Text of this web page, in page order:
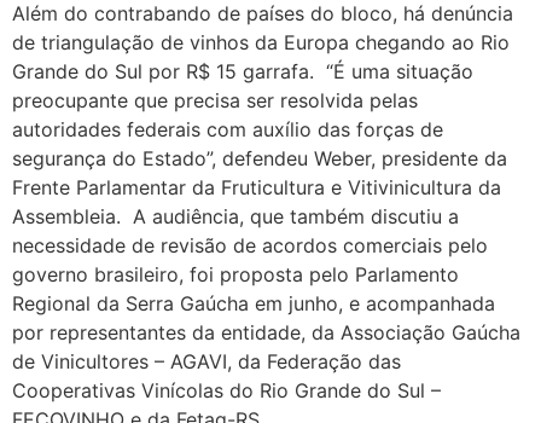
Além do contrabando de países do bloco, há denúncia
de triangulação de vinhos da Europa chegando ao Rio
Grande do Sul por R$ 15 garrafa. “É uma situação
preocupante que precisa ser resolvida pelas
autoridades federais com auxílio das forças de
segurança do Estado”, defendeu Weber, presidente da
Frente Parlamentar da Fruticultura e Vitivinicultura da
Assembleia. A audiência, que também discutiu a
necessidade de revisão de acordos comerciais pelo
governo brasileiro, foi proposta pelo Parlamento
Regional da Serra Gaúcha em junho, e acompanhada
por representantes da entidade, da Associação Gaúcha
de Vinicultores – AGAVI, da Federação das
Cooperativas Vinícolas do Rio Grande do Sul –